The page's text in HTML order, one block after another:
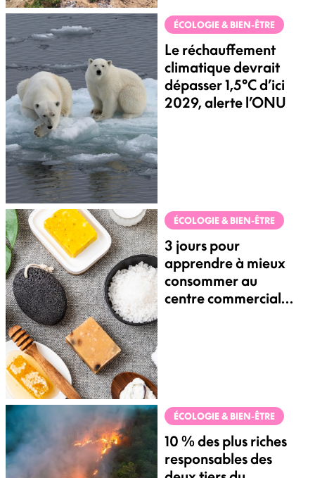
ÉCOLOGIE & BIEN-ÊTRE
Le réchauffement
climatique devrait
dépasser 1,5°C d’ici
2029, alerte l’ONU
ÉCOLOGIE & BIEN-ÊTRE
3 jours pour
apprendre à mieux
consommer au
centre commercial
ÉCOLOGIE & BIEN-ÊTRE
10 % des plus riches
responsables des